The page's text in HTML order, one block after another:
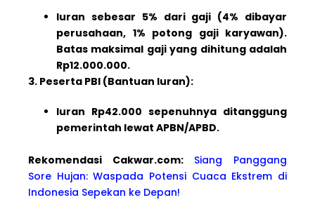
Iuran sebesar 5% dari gaji (4% dibayar
perusahaan, 1% potong gaji karyawan).
Batas maksimal gaji yang dihitung adalah
Rp12.000.000.
3. Peserta PBI (Bantuan Iuran):
Iuran Rp42.000 sepenuhnya ditanggung
pemerintah lewat APBN/APBD.
Rekomendasi Cakwar.com: Siang Panggang
Sore Hujan: Waspada Potensi Cuaca Ekstrem di
Indonesia Sepekan ke Depan!